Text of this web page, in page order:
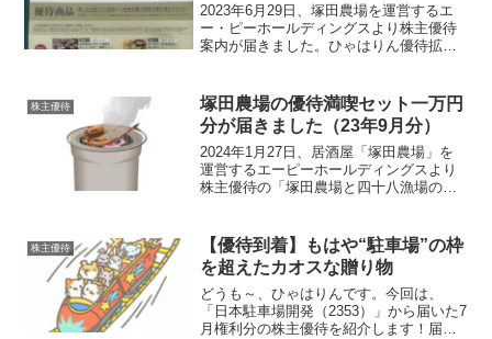
2023年6月29日、塚田農場を運営するエ
ー・ピーホールディングスより株主優待
案内が届きました。ひゃはりん優待拡充
有株数に応じた優待内容となっていま
す。保有株数優待内...
株主優待
塚田農場の優待満喫セット一万円
分が届きました（23年9月分）
2024年1月27日、居酒屋「塚田農場」を
運営するエーピーホールディングスより
株主優待の「塚田農場と四十八漁場の良
は12月に届いた優待案内をもとに注文し
た商品になります...
株主優待
【優待到着】もはや“駐車場”の枠
を超えたカオスな贈り物
どうも～、ひゃはりんです。今回は、
「日本駐車場開発（2353）」から届いた7
月権利分の株主優待を紹介します！届い